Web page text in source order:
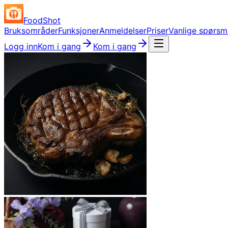
FoodShot
BruksområderFunksjonerAnmeldelserPriserVanlige
Logg innKom i gang Kom i gang